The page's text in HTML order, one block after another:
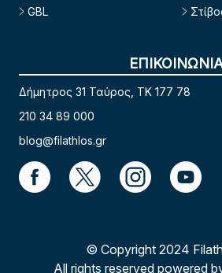
GBL
Δήμητρος 31 Ταύρος, TK 177 78
210 34 89 000
blog@filathlos.gr
© Copyright 2024
All rights reserved powered